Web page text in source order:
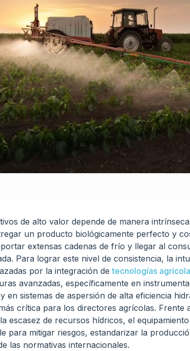
de alto valor depende de manera
un producto biológicamente perfecto y
extensas cadenas de frío y llegar al
Para lograr este nivel de consistencia, la
por la integración detecnologías
avanzadas, específicamente en
en sistemas de aspersión de alta eficiencia
crítica para los directores agrícolas. Frente
escasez de recursos hídricos, el
para mitigar riesgos, estandarizar la
las normativas internacionales.